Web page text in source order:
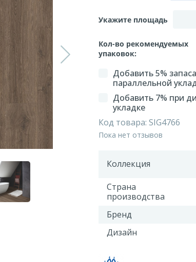
Укажите площадь
Кол-во рекомендуемых
упаковок:
Добавить 5%
параллельной
Добавить 7% при
укладке
Код товара: SIG4766
Пока нет отзывов
Коллекция
Страна
производства
Бренд
Дизайн